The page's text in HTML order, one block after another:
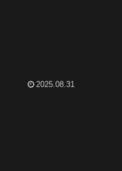
2025.08.31